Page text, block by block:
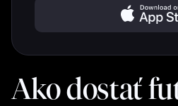
Ako dostať